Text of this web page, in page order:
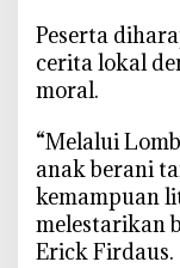
‎Peserta
cerita lokal
moral.
‎“Melalui
anak berani
kemampuan
melestarikan
Erick Firdaus.